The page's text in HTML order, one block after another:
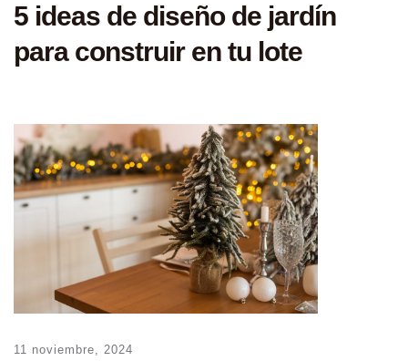
5 ideas de diseño de jardín
para construir en tu lote
11 noviembre, 2024